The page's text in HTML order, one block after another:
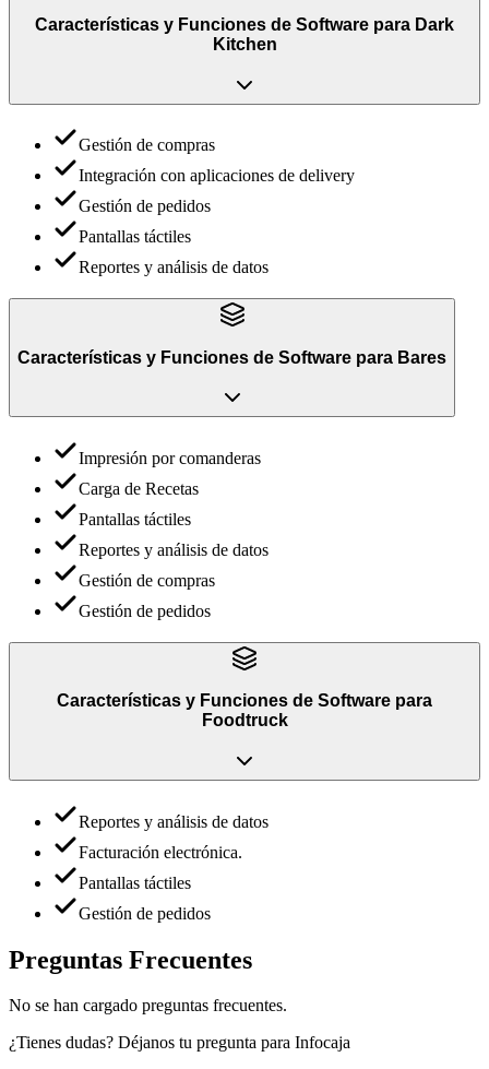
Características y Funciones de Software para Dark
Kitchen
Gestión de compras
Integración con aplicaciones de delivery
Gestión de pedidos
Pantallas táctiles
Reportes y análisis de datos
Características y Funciones de Software para Bares
Impresión por comanderas
Carga de Recetas
Pantallas táctiles
Reportes y análisis de datos
Gestión de compras
Gestión de pedidos
Características y Funciones de Software para
Foodtruck
Reportes y análisis de datos
Facturación electrónica.
Pantallas táctiles
Gestión de pedidos
Preguntas Frecuentes
No se han cargado preguntas frecuentes.
¿Tienes dudas? Déjanos tu pregunta para Infocaja